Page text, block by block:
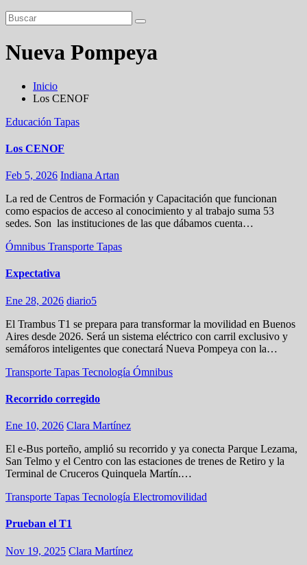
Nueva Pompeya
Inicio
Los CENOF
Educación Tapas
Los CENOF
Feb 5, 2026 Indiana Artan
La red de Centros de Formación y Capacitación que funcionan
como espacios de acceso al conocimiento y al trabajo suma 53
sedes. Son las instituciones de las que dábamos cuenta…
Ómnibus Transporte Tapas
Expectativa
Ene 28, 2026 diario5
El Trambus T1 se prepara para transformar la movilidad en Buenos
Aires desde 2026. Será un sistema eléctrico con carril exclusivo y
semáforos inteligentes que conectará Nueva Pompeya con la…
Transporte Tapas Tecnología Ómnibus
Recorrido corregido
Ene 10, 2026 Clara Martínez
El e-Bus porteño, amplió su recorrido y ya conecta Parque Lezama,
San Telmo y el Centro con las estaciones de trenes de Retiro y la
Terminal de Cruceros Quinquela Martín.…
Transporte Tapas Tecnología Electromovilidad
Prueban el T1
Nov 19, 2025 Clara Martínez